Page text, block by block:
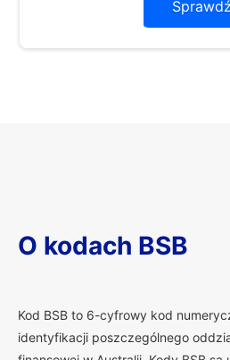
Sprawdź
O kodach BSB
Kod BSB to 6-cyfrowy kod
identyfikacji poszczególnego